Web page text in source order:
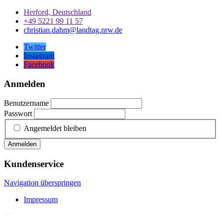
Herford, Deutschland
+49 5221 99 11 57
christian.dahm@landtag.nrw.de
Twitter
Instagram
Facebook
Anmelden
Benutzername
Passwort
Angemeldet bleiben
Anmelden
Kundenservice
Navigation überspringen
Impressum